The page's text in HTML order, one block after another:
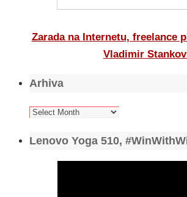
Zarada na Internetu, freelance
Vladimir
Arhiva
Arhiva
Lenovo Yoga 510,